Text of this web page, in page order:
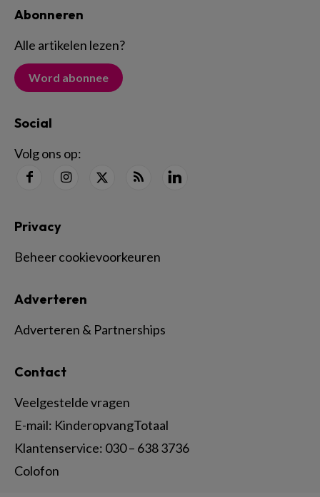
Abonneren
Alle artikelen lezen?
Word abonnee
Social
Volg ons op:
Contact
Veelgestelde vragen
E-mail: KinderopvangTotaal
Klantenservice: 030 – 638 3736
Colofon
Adverteren
Adverteren & Partnerships
Privacy
Beheer cookievoorkeuren